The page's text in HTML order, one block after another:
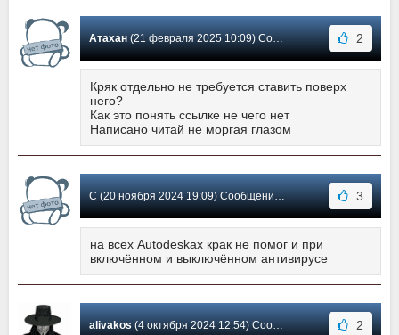
Атахан(21 февраля 2025 10:09) Сообщение #8 2
Кряк отдельно не требуется ставить поверх
него?
Как это понять ссылке не чего нет
Написано читай не моргая глазом
С (20 ноября 2024 19:09) Сообщение #7 3
на всех Autodeskах крак не помог и при
включённом и выключённом антивирусе
alivakos(4 октября 2024 12:54) Сообщение #6 2